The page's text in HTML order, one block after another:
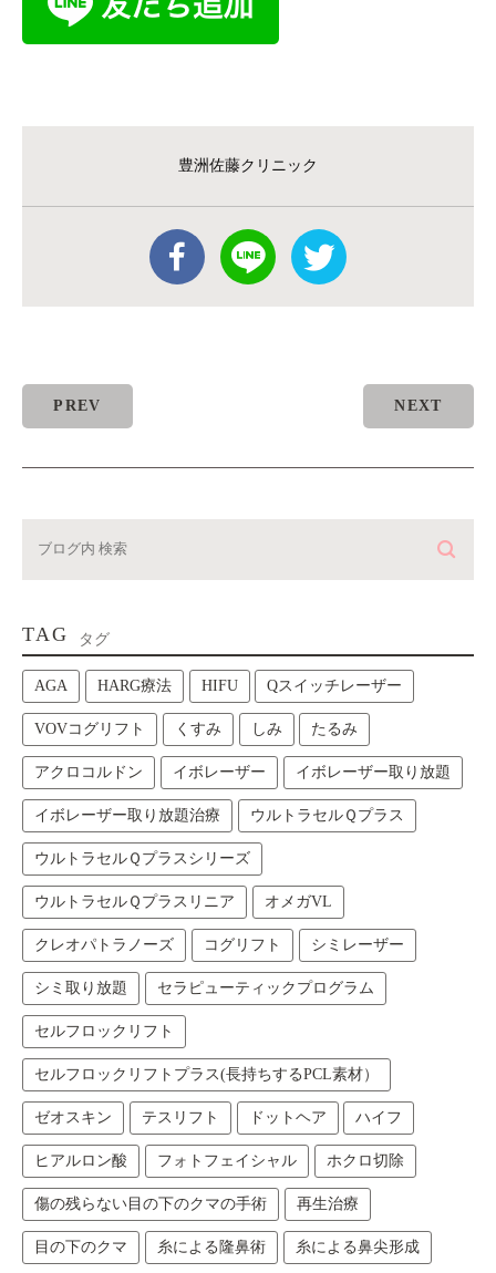
豊洲佐藤クリニック
PREV NEXT
TAG タグ
AGA HARG療法 HIFU Qスイッチレーザー
VOVコグリフト くすみ しみ たるみ
アクロコルドン イボレーザー イボレーザー取り放題
イボレーザー取り放題治療 ウルトラセルＱプラス
ウルトラセルＱプラスシリーズ
ウルトラセルＱプラスリニア オメガVL
クレオパトラノーズ コグリフト シミレーザー
シミ取り放題 セラピューティックプログラム
セルフロックリフト
セルフロックリフトプラス(長持ちするPCL素材）
ゼオスキン テスリフト ドットヘア ハイフ
ヒアルロン酸 フォトフェイシャル ホクロ切除
傷の残らない目の下のクマの手術 再生治療
目の下のクマ 糸による隆鼻術 糸による鼻尖形成